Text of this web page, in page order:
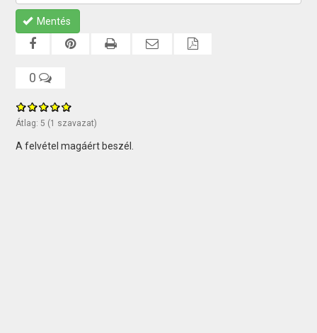
Mentés
0
Átlag: 5 (1 szavazat)
A felvétel magáért beszél.